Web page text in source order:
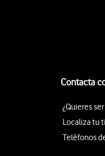
Contacta
¿Quieres
Localiza tu
Teléfonos